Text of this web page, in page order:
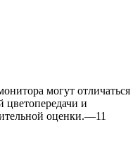
могут отличаться
цветопередачи и
оценки.—11